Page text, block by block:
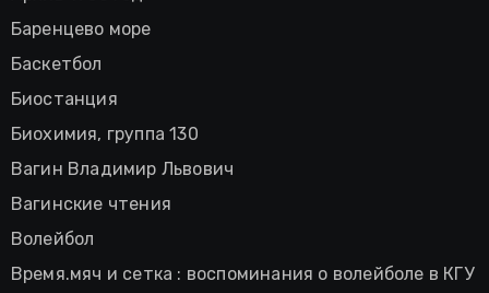
Баренцево море
Баскетбол
Биостанция
Биохимия, группа 130
Вагин Владимир Львович
Вагинские чтения
Волейбол
Время.мяч и сетка : воспоминания о волейболе в КГУ